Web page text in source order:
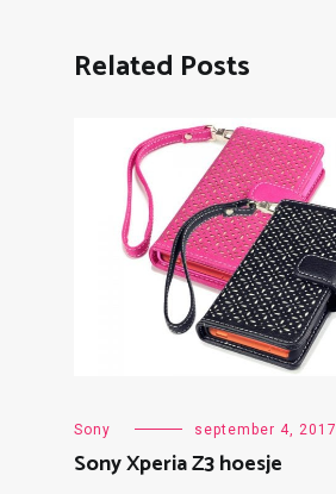
Related Posts
Sony september 4, 2017
Sony Xperia Z3 hoesje